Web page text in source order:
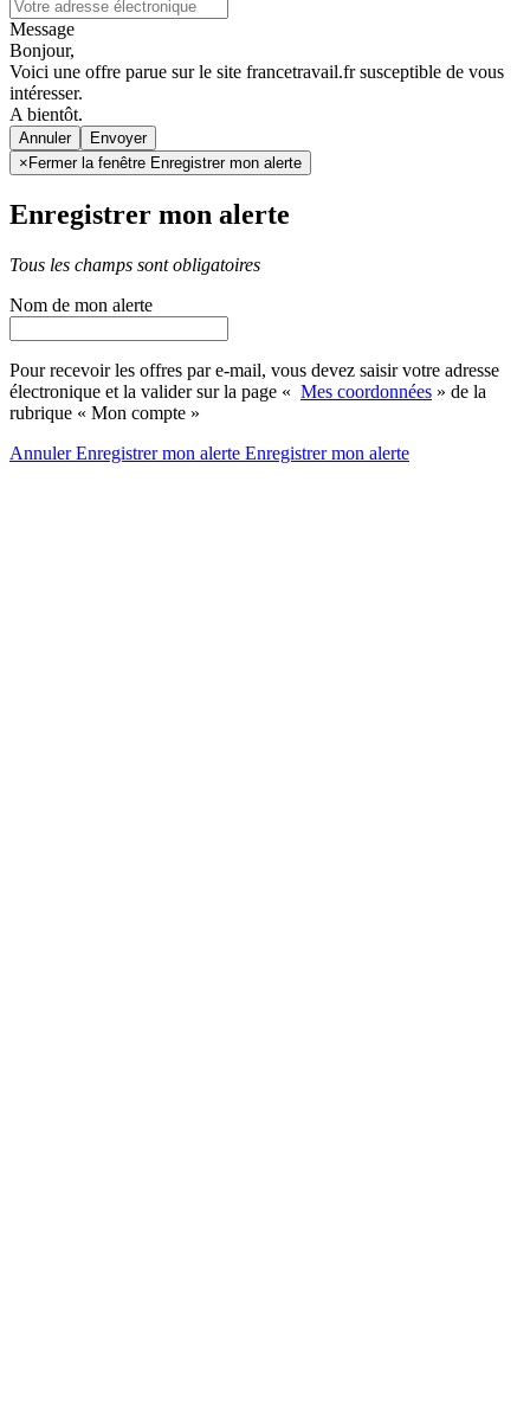
Message
Bonjour,
Voici une offre parue sur le site francetravail.fr susceptible de vous
intéresser.
A bientôt.
Annuler
× Fermer la fenêtre Enregistrer mon alerte
Enregistrer mon alerte
Tous les champs sont obligatoires
Nom de mon alerte
Pour recevoir les offres par e-mail, vous devez saisir votre adresse
électronique et la valider sur la page « Mes coordonnées » de la
rubrique « Mon compte »
AnnulerEnregistrer mon alerte Enregistrermon alerte